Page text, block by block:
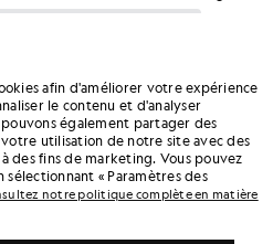
afin d'améliorer votre expérience
le contenu et d'analyser
également partager des
utilisation de notre site avec des
des fins de marketing. Vous pouvez
« Paramètres des
notre politique complète en matière